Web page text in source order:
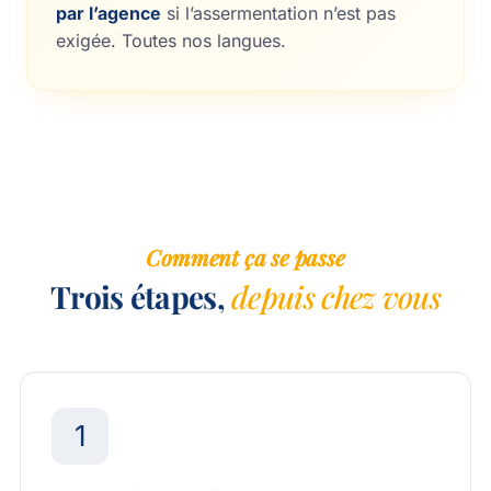
par l’agence si l’assermentation n’est pas
exigée. Toutes nos langues.
Comment ça se passe
Trois étapes,depuis chez vous
1